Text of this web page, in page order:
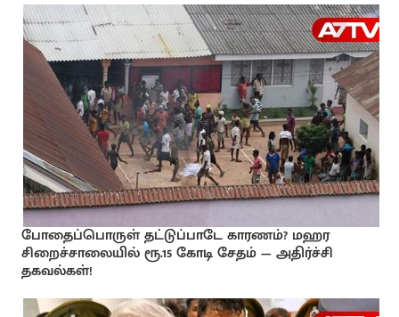
போதைப்பொருள் தட்டுப்பாடே காரணம்? மஹர
சிறைச்சாலையில் ரூ.15 கோடி சேதம் — அதிர்ச்சி
தகவல்கள்!